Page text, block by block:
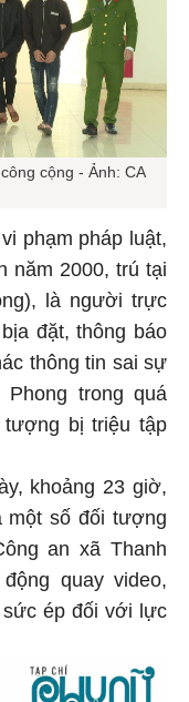
cộng - Ảnh: CA
phạm pháp luật,
năm 2000, trú tại
là người trực
đặt, thông báo
thông tin sai sự
Phong trong quá
bị triệu tập
khoảng 23 giờ,
một số đối tượng
an xã Thanh
quay video,
ép đối với lực